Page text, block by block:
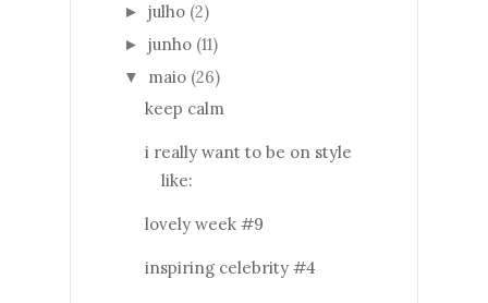
► julho (2)
► junho (11)
▼ maio (26)
keep calm
i really want to be on style
like:
lovely week #9
inspiring celebrity #4